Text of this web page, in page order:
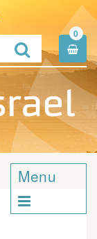

0

Menu
